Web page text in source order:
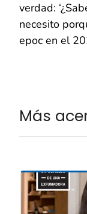
verdad:
necesito
epoc en el
Más